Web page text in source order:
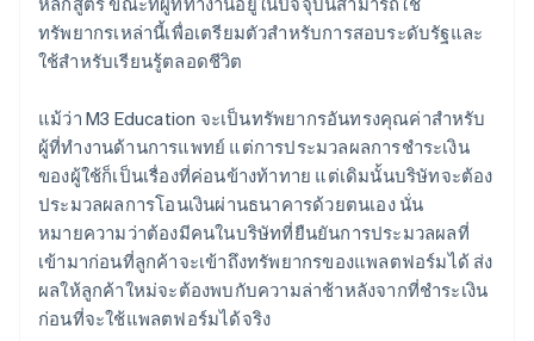
ทรัพยากรเหล่านี้เพื่อเตรียมตัวสำหรับการสอบระดับรัฐและ
ใช้สำหรับเรียนรู้ตลอดชีวิต
แม้ว่า M3 Education จะเป็นทรัพยากรอันทรงคุณค่าสำหรับ
ผู้ที่ทำงานด้านการแพทย์ แต่การประมวลผลการชำระเงิน
ของผู้ใช้ก็เป็นเรื่องที่ค่อนข้างท้าทาย แต่เดิมนั้นบริษัทจะต้อง
ประมวลผลการโอนเงินผ่านธนาคารด้วยตนเอง นั่น
หมายความว่าต้องมีคนในบริษัทที่ยืนยันการประมวลผลที่
เข้ามาก่อนที่ลูกค้าจะเข้าถึงทรัพยากรของแพลตฟอร์มได้ ส่ง
ผลให้ลูกค้าใหม่จะต้องพบกับความล่าช้าหลังจากที่ชำระเงิน
ก่อนที่จะใช้แพลตฟอร์มได้จริง